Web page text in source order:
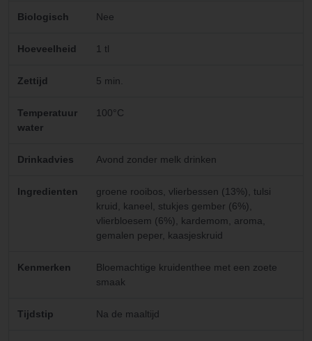
Biologisch Nee
Hoeveelheid 1 tl
Zettijd 5 min.
Temperatuur
water
100°C
Drinkadvies Avond zonder melk drinken
Ingredienten
groene rooibos, vlierbessen (13%), tulsi
kruid, kaneel, stukjes gember (6%),
vlierbloesem (6%), kardemom, aroma,
gemalen peper, kaasjeskruid
Kenmerken
Bloemachtige kruidenthee met een zoete
smaak
Tijdstip Na de maaltijd